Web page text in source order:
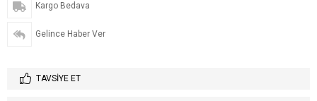
Kargo Bedava
Gelince Haber Ver
TAVSIYE ET